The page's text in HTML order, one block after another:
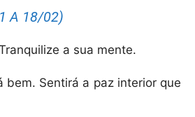
A 18/02)
a sua mente.
bem. Sentirá a paz interior que